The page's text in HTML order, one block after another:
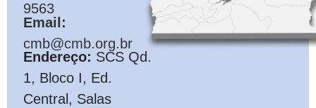
9563
Email:
cmb@cmb.org.br
Endereço: SCS Qd.
1, Bloco I, Ed.
Central, Salas